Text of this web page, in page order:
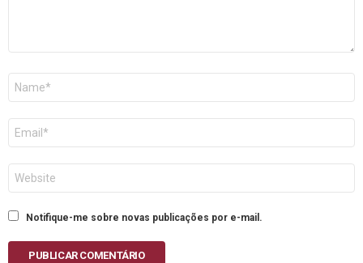
mail
Notifique-me sobre novas publicações por e-mail.
PUBLICAR COMENTÁRIO